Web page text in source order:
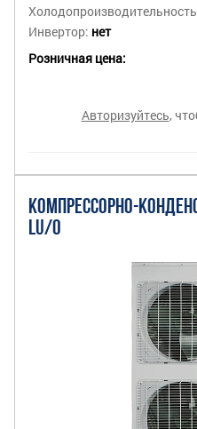
Инвертор: нет
Розничная цена:
Авторизуйтесь,
КОМПРЕССОРНО-
LU/O